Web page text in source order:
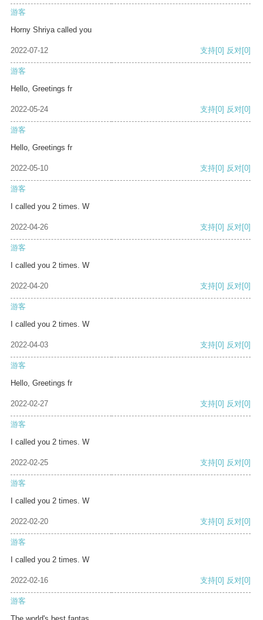
游客
Horny Shriya called you
2022-07-12 支持[0] 反对[0]
游客
Hello, Greetings fr
2022-05-24 支持[0] 反对[0]
游客
Hello, Greetings fr
2022-05-10 支持[0] 反对[0]
游客
I called you 2 times. W
2022-04-26 支持[0] 反对[0]
游客
I called you 2 times. W
2022-04-20 支持[0] 反对[0]
游客
I called you 2 times. W
2022-04-03 支持[0] 反对[0]
游客
Hello, Greetings fr
2022-02-27 支持[0] 反对[0]
游客
I called you 2 times. W
2022-02-25 支持[0] 反对[0]
游客
I called you 2 times. W
2022-02-20 支持[0] 反对[0]
游客
I called you 2 times. W
2022-02-16 支持[0] 反对[0]
游客